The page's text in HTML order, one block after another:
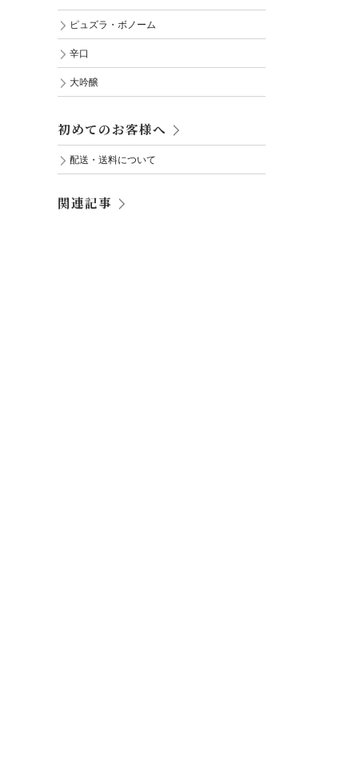
ピュズラ・ボノーム
辛口
大吟醸
初めてのお客様へ
配送・送料について
関連記事